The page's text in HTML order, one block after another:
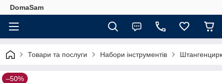
DomaSam
Товари та послуги Набори інструментів
–50%